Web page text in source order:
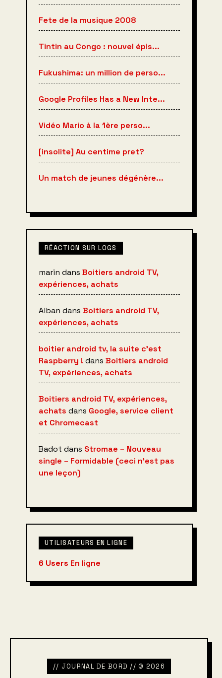
Fete de la musique 2008
Tintin au Congo : nouvel épis...
Fukushima: un million de perso...
Google Profiles Has a New Inte...
Vidéo Mario à la 1ère perso...
[insolite] Au centime pret?
Un match de jeunes dégénère...
RÉACTION SUR LOGS
marin dans Boitiers android TV,
expériences, achats
Alban dans Boitiers android TV,
expériences, achats
boitier android tv, la suite c’est
Raspberry ! dans Boitiers android
TV, expériences, achats
Boitiers android TV, expériences,
achats dans Google, service client
et Chromecast
Badot dans Stromae – Nouveau
single – Formidable (ceci n’est pas
une leçon)
UTILISATEURS EN LIGNE
6 Users En ligne
// JOURNAL DE BORD // © 2026